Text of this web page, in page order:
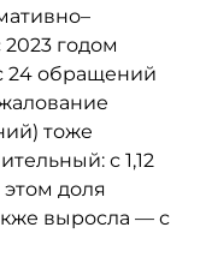
годом
24 обращений
тоже
с 1,12
доля
выросла — с